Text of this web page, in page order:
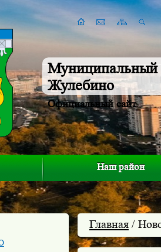
Муниципальный
Жулебино
Официальный сайт
Наш район
Главная /